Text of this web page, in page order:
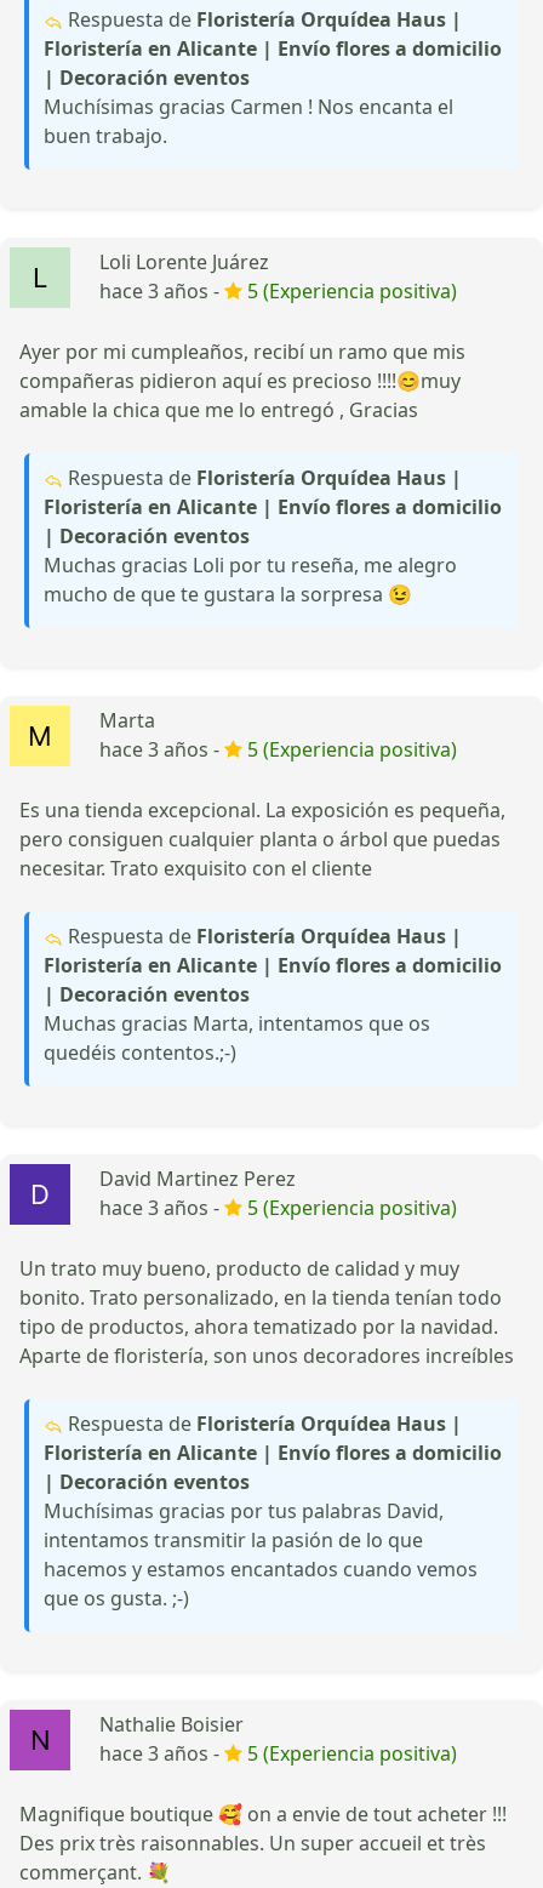
Respuesta de Floristería Orquídea Haus |
Floristería en Alicante | Envío flores a domicilio
| Decoración eventos
Muchísimas gracias Carmen ! Nos encanta el
buen trabajo.
Loli Lorente Juárez
hace 3 años -
5 (Experiencia positiva)
Ayer por mi cumpleaños, recibí un ramo que mis
compañeras pidieron aquí es precioso !!!!😊muy
amable la chica que me lo entregó , Gracias
Respuesta de Floristería Orquídea Haus |
Floristería en Alicante | Envío flores a domicilio
| Decoración eventos
Muchas gracias Loli por tu reseña, me alegro
mucho de que te gustara la sorpresa 😉
Marta
hace 3 años -
5 (Experiencia positiva)
Es una tienda excepcional. La exposición es pequeña,
pero consiguen cualquier planta o árbol que puedas
necesitar. Trato exquisito con el cliente
Respuesta de Floristería Orquídea Haus |
Floristería en Alicante | Envío flores a domicilio
| Decoración eventos
Muchas gracias Marta, intentamos que os
quedéis contentos.;-)
David Martinez Perez
hace 3 años -
5 (Experiencia positiva)
Un trato muy bueno, producto de calidad y muy
bonito. Trato personalizado, en la tienda tenían todo
tipo de productos, ahora tematizado por la navidad.
Aparte de floristería, son unos decoradores increíbles
Respuesta de Floristería Orquídea Haus |
Floristería en Alicante | Envío flores a domicilio
| Decoración eventos
Muchísimas gracias por tus palabras David,
intentamos transmitir la pasión de lo que
hacemos y estamos encantados cuando vemos
que os gusta. ;-)
Nathalie Boisier
hace 3 años -
5 (Experiencia positiva)
Magnifique boutique 🥰 on a envie de tout acheter !!!
Des prix très raisonnables. Un super accueil et très
commerçant. 💐